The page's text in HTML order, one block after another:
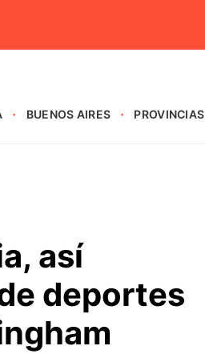
BUENOS AIRES PROVINCIAS
así
deportes